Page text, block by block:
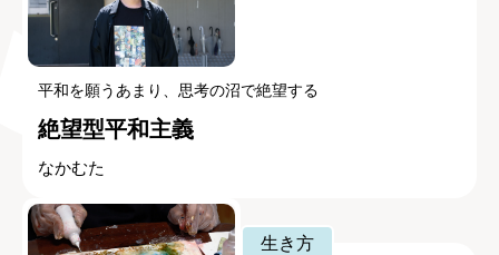
平和を願うあまり、思考の沼で絶望する
絶望型平和主義
なかむた
生き方